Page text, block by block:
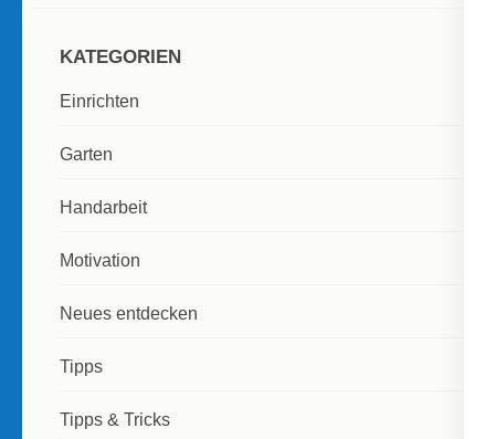
KATEGORIEN
Einrichten
Garten
Handarbeit
Motivation
Neues entdecken
Tipps
Tipps & Tricks